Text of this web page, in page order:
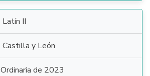
Latín II
Castilla y León
Ordinaria de 2023